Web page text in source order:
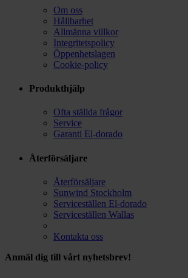
Om oss
Hållbarhet
Allmänna villkor
Integritetspolicy
Öppenhetslagen
Cookie-policy
Produkthjälp
Ofta ställda frågor
Service
Garanti El-dorado
Återförsäljare
Återförsäljare
Sunwind Stockholm
Serviceställen El-dorado
Serviceställen Wallas
Kontakta oss
Anmäl dig till vårt nyhetsbrev!